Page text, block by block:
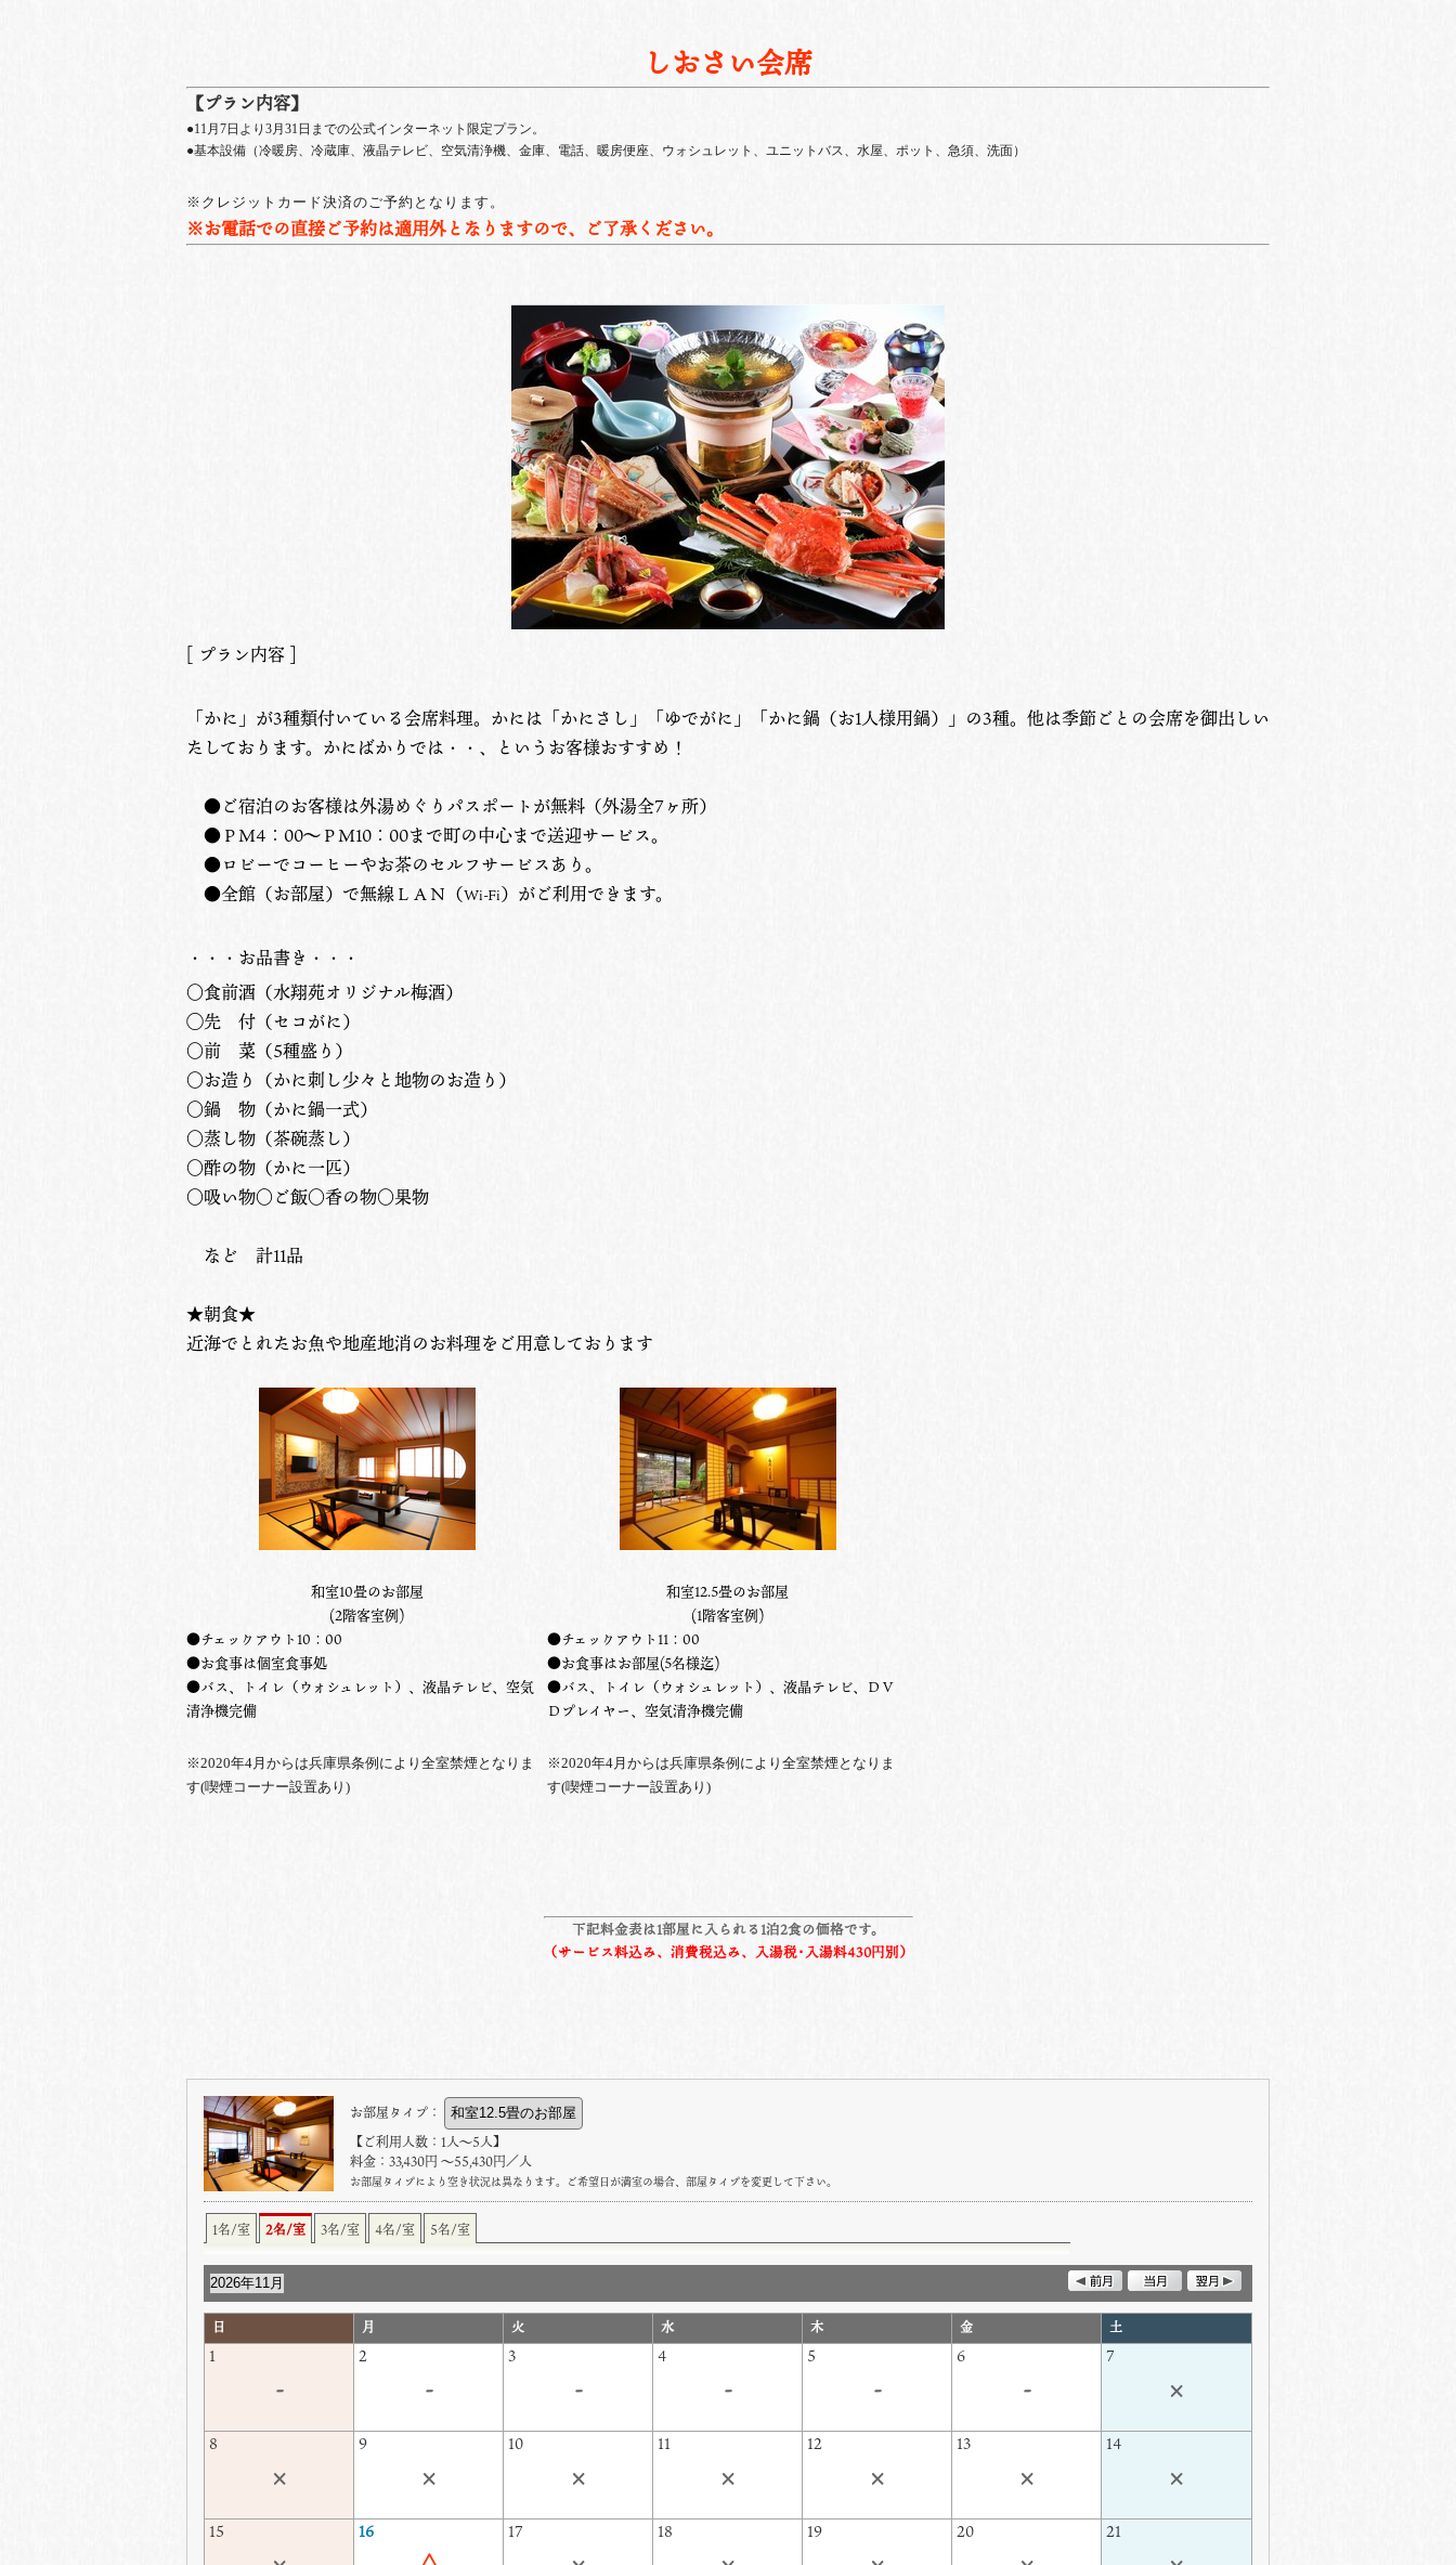
しおさい会席
【プラン内容】
●11月7日より3月31日までの公式インターネット限定プラン。
●基本設備（冷暖房、冷蔵庫、液晶テレビ、空気清浄機、金庫、電話、暖房便座、ウォシュレット、ユニットバス、水屋、ポット、急須、洗面）
※クレジットカード決済のご予約となります。
※お電話での直接ご予約は適用外となりますので、ご了承ください。
[ プラン内容 ]
「かに」が3種類付いている会席料理。かには「かにさし」「ゆでがに」「かに鍋（お1人様用鍋）」の3種。他は季節ごとの会席を御出しい
たしております。かにばかりでは・・、というお客様おすすめ！
●ご宿泊のお客様は外湯めぐりパスポートが無料（外湯全7ヶ所）
●ＰＭ4：00〜ＰＭ10：00まで町の中心まで送迎サービス。
●ロビーでコーヒーやお茶のセルフサービスあり。
●全館（お部屋）で無線ＬＡＮ（Wi-Fi）がご利用できます。
・・・お品書き・・・
○食前酒（水翔苑オリジナル梅酒）
◯先 付 （セコがに）
○前 菜（5種盛り ）
○お造り（かに刺し少々と地物のお造り）
○鍋 物（かに鍋一式）
○蒸し物（茶碗蒸し）
○酢の物（かに一匹）
○吸い物○ご飯○香の物○果物
など 計11品
★朝食★
近海でとれたお魚や地産地消のお料理をご用意しております
和室10畳のお部屋
(2階客室例)
●チェックアウト10：00
●お食事は個室食事処
●バス、トイレ（ウォシュレット）、液晶テレビ、空気
清浄機完備
※2020年4月からは兵庫県条例により全室禁煙となりま
す(喫煙コーナー設置あり)
和室12.5畳のお部屋
(1階客室例)
●チェックアウト11：00
●お食事はお部屋(5名様迄)
●バス、トイレ（ウォシュレット）、液晶テレビ、ＤＶ
Ｄプレイヤー、空気清浄機完備
※2020年4月からは兵庫県条例により全室禁煙となりま
す(喫煙コーナー設置あり)
下記料金表は1部屋に入られる1泊2食の価格です。
（サービス料込み、消費税込み、入湯税･入湯料430円別）
お部屋タイプ：
【ご利用人数：1人〜5人】
料金：33,430円 〜55,430円／人
お部屋タイプにより空き状況は異なります。ご希望日が満室の場合、部屋タイプを変更して下さい。
1名/室 2名/室 3名/室 4名/室 5名/室
日 月 火 水 木 金 土
1
-
2
-
3
-
4
-
5
-
6
-
7
×
8
×
9
×
10
×
11
×
12
×
13
×
14
×
15 16 17 18 19 20 21